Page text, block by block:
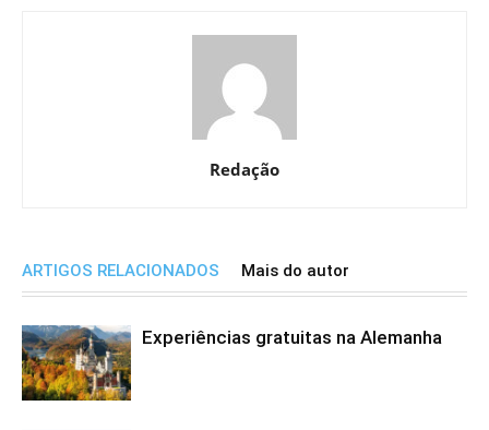
Redação
ARTIGOS RELACIONADOS Mais do autor
Experiências gratuitas na Alemanha